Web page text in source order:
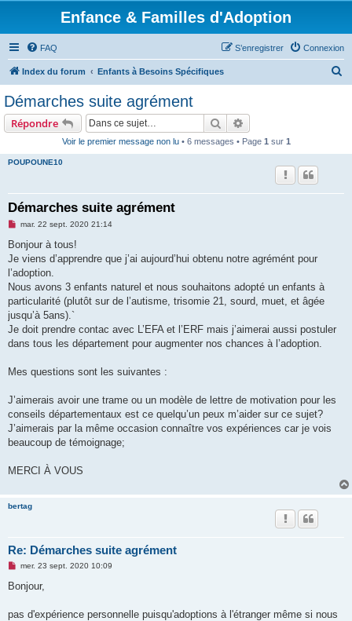
Enfance & Familles d'Adoption
FAQ Connexion
S’enregistrer
Index du forum Enfants à Besoins Spécifiques
Démarches suite agrément
Répondre Rechercher
Voir le premier message non lu• 6 messages • Page 1 sur 1
POUPOUNE10
Démarches suite agrément
M
s
a
g
n
o
l
u
mar. 22 sept. 2020 21:14
Bonjour à tous!
Je viens d’apprendre que j’ai aujourd’hui obtenu notre agrémént pour
l’adoption.
Nous avons 3 enfants naturel et nous souhaitons adopté un enfants à
particularité (plutôt sur de l’autisme, trisomie 21, sourd, muet, et âgée
jusqu’à 5ans).`
Je doit prendre contac avec L’EFA et l’ERF mais j’aimerai aussi postuler
dans tous les département pour augmenter nos chances à l’adoption.
Mes questions sont les suivantes :
J’aimerais avoir une trame ou un modèle de lettre de motivation pour les
conseils départementaux est ce quelqu’un peux m’aider sur ce sujet?
J’aimerais par la même occasion connaître vos expériences car je vois
beaucoup de témoignage;
MERCI À VOUS
bertag
Re: Démarches suite agrément
M
s
g
mer. 23 sept. 2020 10:09
Bonjour,
pas d'expérience personnelle puisqu'adoptions à l'étranger même si nous